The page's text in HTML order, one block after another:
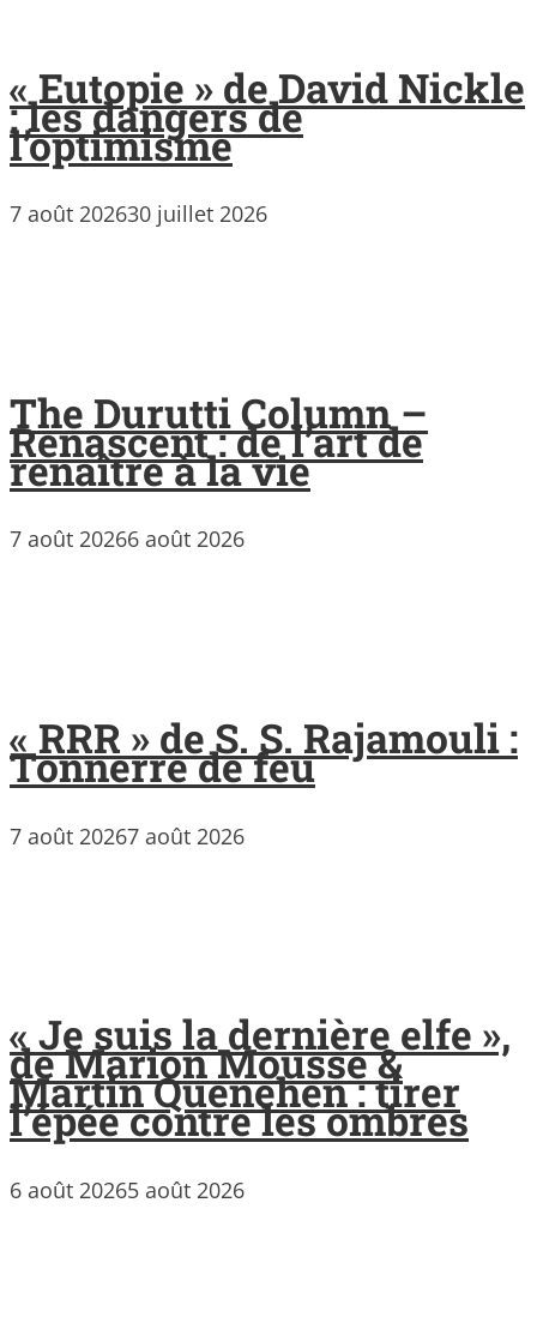
« Eutopie » de David Nickle
: les dangers de
l’optimisme
7 août 202630 juillet 2026
The Durutti Column –
Renascent : de l’art de
renaître à la vie
7 août 20266 août 2026
« RRR » de S. S. Rajamouli :
Tonnerre de feu
7 août 20267 août 2026
« Je suis la dernière elfe »,
de Marion Mousse &
Martin Quenehen : tirer
l’épée contre les ombres
6 août 20265 août 2026